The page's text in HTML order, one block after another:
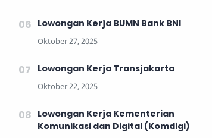
Lowongan Kerja BUMN Bank BNI
Lowongan Kerja Transjakarta
Lowongan Kerja Kementerian
Komunikasi dan Digital (Komdigi)